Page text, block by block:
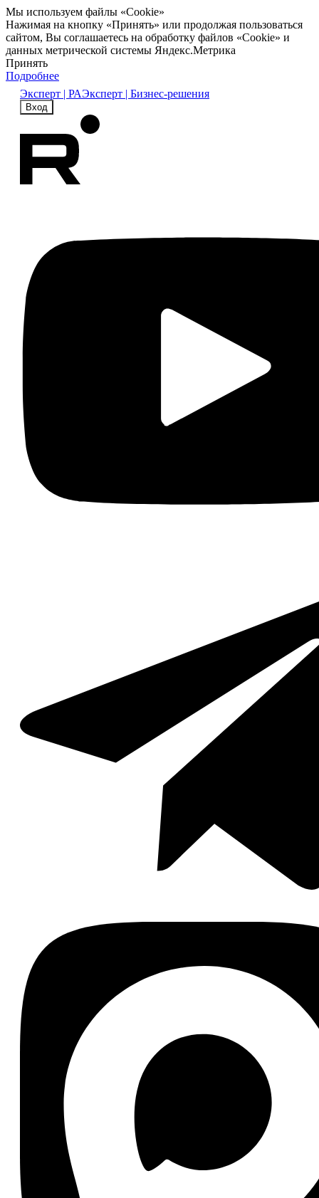
Мы используем файлы «Cookie»
Нажимая на кнопку «Принять» или продолжая пользоваться
сайтом, Вы соглашаетесь на обработку файлов «Cookie» и
данных метрической системы Яндекс.Метрика
Принять
Подробнее
Эксперт | РАЭксперт | Бизнес-решения
Вход